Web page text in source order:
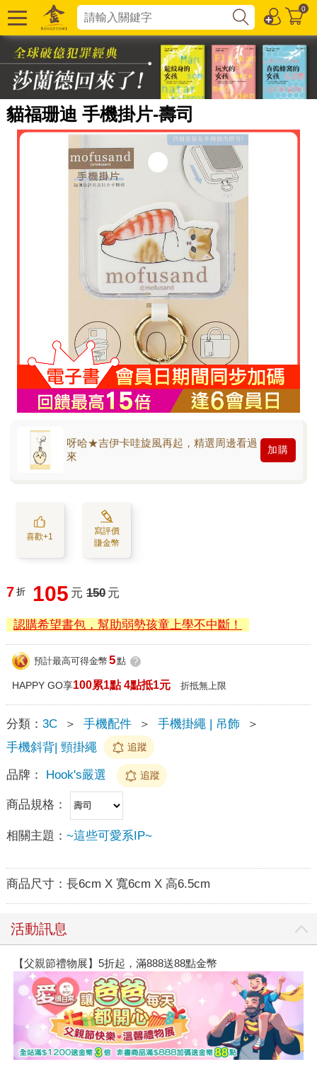
0
貓福珊迪 手機掛片-壽司
呀哈★吉伊卡哇旋風再起，精選周邊看過
來
加購
喜歡+1
寫評價
賺金幣
7 折 105 元 150 元
認購希望書包，幫助弱勢孩童上學不中斷！
預計最高可得金幣 5點 ?
HAPPY GO享100累1點 4點抵1元 折抵無上限
分類： 3C ＞ 手機配件 ＞ 手機掛繩 | 吊飾
＞
手機斜背| 頸掛繩
追蹤
品牌： Hook's嚴選 追蹤
商品規格：
相關主題： ~這些可愛系IP~
商品尺寸： 長6cm X 寬6cm X 高6.5cm
活動訊息
【父親節禮物展】5折起，滿888送88點金幣